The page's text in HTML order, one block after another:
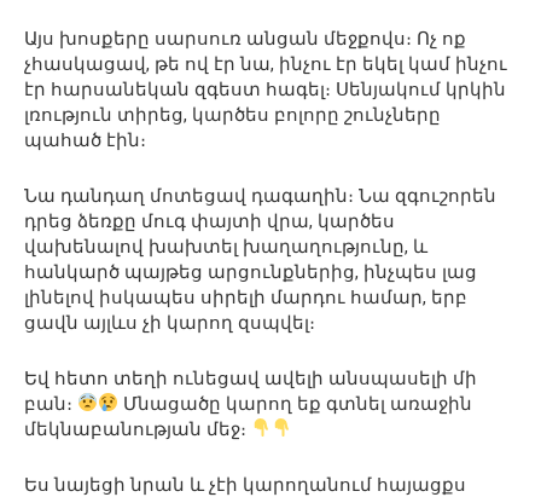
Այս խոսքերը սարսուռ անցան մեջքովս։ Ոչ ոք
չհասկացավ, թե ով էր նա, ինչու էր եկել կամ ինչու
էր հարսանեկան զգեստ հագել։ Սենյակում կրկին
լռություն տիրեց, կարծես բոլորը շունչները
պահած էին։
Նա դանդաղ մոտեցավ դագաղին։ Նա զգուշորեն
դրեց ձեռքը մուգ փայտի վրա, կարծես
վախենալով խախտել խաղաղությունը, և
հանկարծ պայթեց արցունքներից, ինչպես լաց
լինելով իսկապես սիրելի մարդու համար, երբ
ցավն այլևս չի կարող զսպվել։
Եվ հետո տեղի ունեցավ ավելի անսպասելի մի
բան։
Մնացածը կարող եք գտնել առաջին
մեկնաբանության մեջ։
Ես նայեցի նրան և չէի կարողանում հայացքս